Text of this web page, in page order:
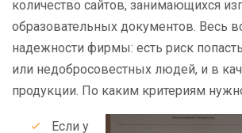
количество сайтов, занимающихся
образовательных документов. Весь
надежности фирмы: есть риск
или недобросовестных людей, и в
продукции. По каким критериям
Если у